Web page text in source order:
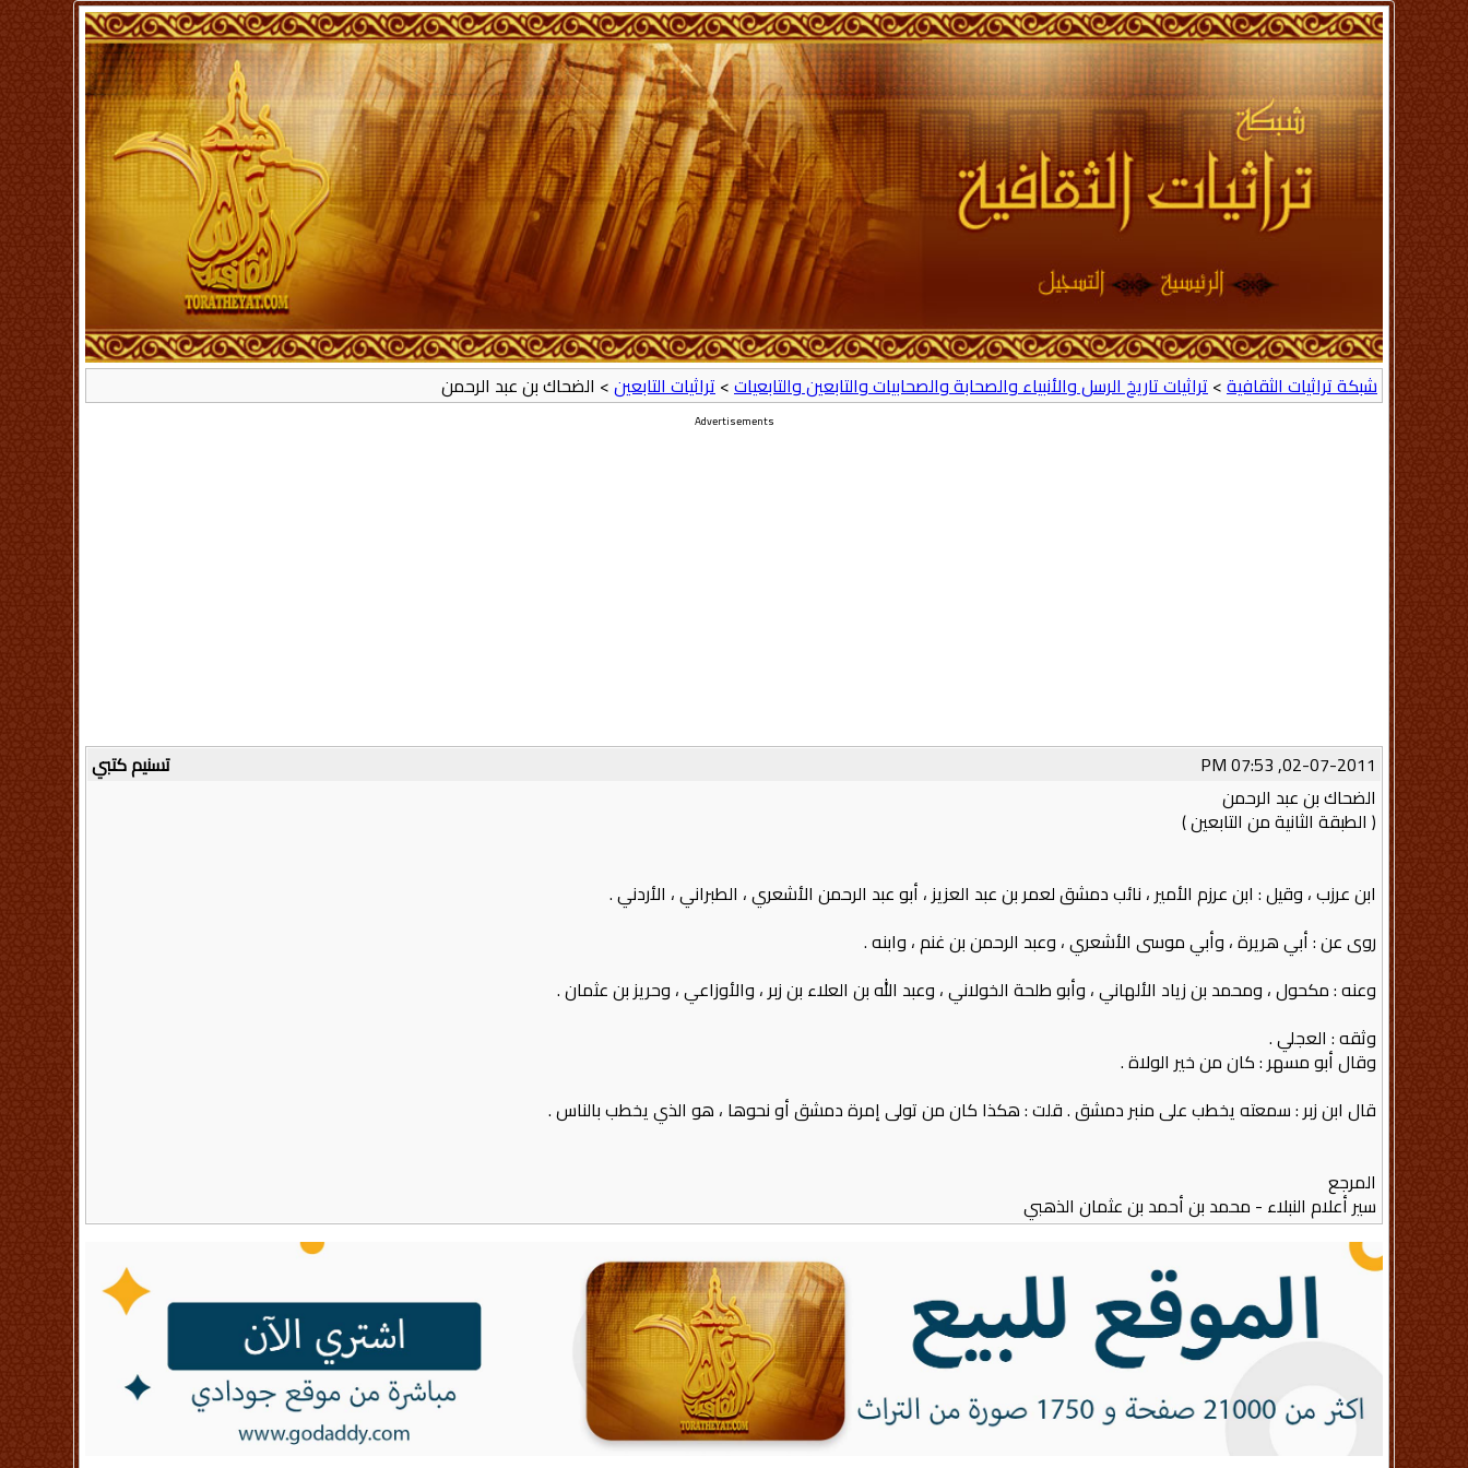
شبكة تراثيات الثقافية>تراثيات تاريخ الرسل والأنبياء والصحابة والصحابيات والتابعين والتابعيات>تراثيات التابعين> الضحاك بن عبد الرحمن
Advertisements
تسنيم كتبي
02-07-2011, 07:53 PM
الضحاك بن عبد الرحمن
( الطبقة الثانية من التابعين )
ابن عرزب ، وقيل : ابن عرزم الأمير ، نائب دمشق لعمر بن عبد العزيز ، أبو عبد الرحمن الأشعري ، الطبراني ، الأردني .
روى عن : أبي هريرة ، وأبي موسى الأشعري ، وعبد الرحمن بن غنم ، وابنه .
وعنه : مكحول ، ومحمد بن زياد الألهاني ، وأبو طلحة الخولاني ، وعبد الله بن العلاء بن زبر ، والأوزاعي ، وحريز بن عثمان .
وثقه : العجلي .
وقال أبو مسهر : كان من خير الولاة .
قال ابن زبر : سمعته يخطب على منبر دمشق . قلت : هكذا كان من تولى إمرة دمشق أو نحوها ، هو الذي يخطب بالناس .
المرجع
سير أعلام النبلاء - محمد بن أحمد بن عثمان الذهبي